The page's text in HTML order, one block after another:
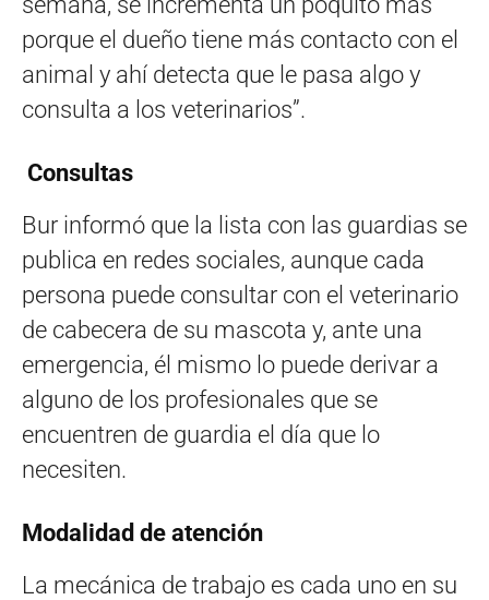
porque el dueño tiene más contacto con el
animal y ahí detecta que le pasa algo y
consulta a los veterinarios”.
Consultas
Bur informó que la lista con las guardias se
publica en redes sociales, aunque cada
persona puede consultar con el veterinario
de cabecera de su mascota y, ante una
emergencia, él mismo lo puede derivar a
alguno de los profesionales que se
encuentren de guardia el día que lo
necesiten.
Modalidad de atención
La mecánica de trabajo es cada uno en su